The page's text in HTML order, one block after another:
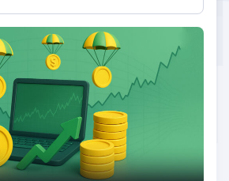
روش‌های اصلی شرکت در ایردراپ‌ها
آینده ایردراپ‌ها در بازار ارز دیجیتال
پرسش‌های متداول
مزایا و معایب Airdropها
نمونه‌های موفق از ایردراپ‌ها
نکات امنیتی در استفاده از ایردراپ‌ها